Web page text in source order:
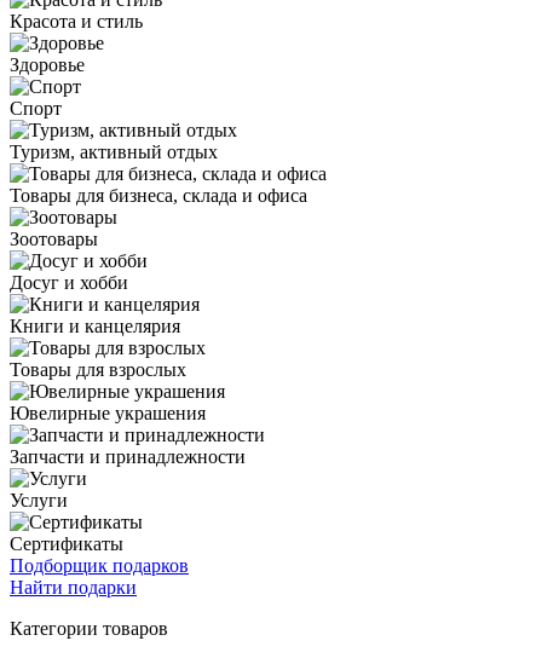
Красота и стиль
Здоровье
Спорт
Туризм, активный отдых
Товары для бизнеса, склада и офиса
Зоотовары
Досуг и хобби
Книги и канцелярия
Товары для взрослых
Ювелирные украшения
Запчасти и принадлежности
Услуги
Сертификаты
Подборщик подарков
Найти подарки
Категории товаров